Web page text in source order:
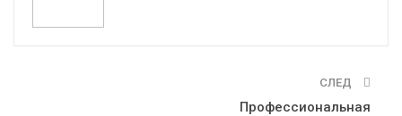
СЛЕД
Профессиональная